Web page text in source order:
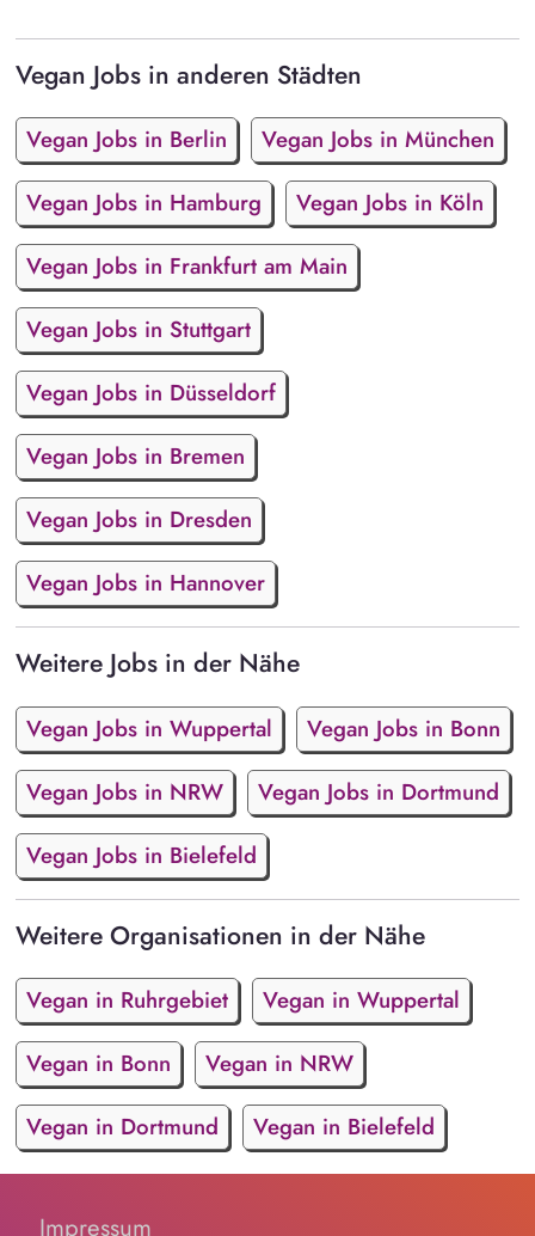
Vegan Jobs in anderen Städten
Vegan Jobs in Berlin
Vegan Jobs in München
Vegan Jobs in Hamburg
Vegan Jobs in Köln
Vegan Jobs in Frankfurt am Main
Vegan Jobs in Stuttgart
Vegan Jobs in Düsseldorf
Vegan Jobs in Bremen
Vegan Jobs in Dresden
Vegan Jobs in Hannover
Weitere Jobs in der Nähe
Vegan Jobs in Wuppertal
Vegan Jobs in Bonn
Vegan Jobs in NRW
Vegan Jobs in Dortmund
Vegan Jobs in Bielefeld
Weitere Organisationen in der Nähe
Vegan in Ruhrgebiet
Vegan in Wuppertal
Vegan in Bonn
Vegan in NRW
Vegan in Dortmund
Vegan in Bielefeld
Impressum